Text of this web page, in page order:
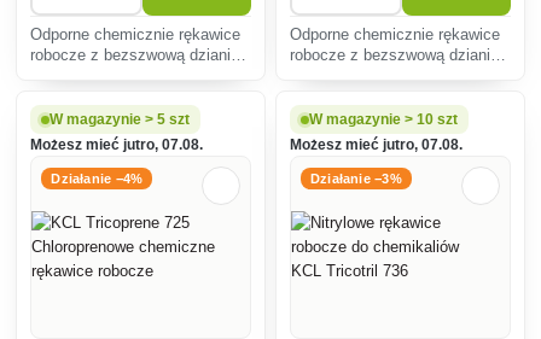
Odporne chemicznie rękawice
robocze z bezszwową dzianiną
długości 30 cm.
Odporne chemicznie rękawice
robocze z bezszwową dzianiną
długość 40 cm.
W magazynie > 5 szt
Możesz mieć jutro, 07.08.
Działanie −4%
W magazynie > 10 szt
Możesz mieć jutro, 07.08.
Działanie −3%